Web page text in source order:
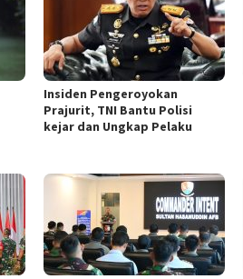
Insiden Pengeroyokan
Prajurit, TNI Bantu Polisi
kejar dan Ungkap Pelaku